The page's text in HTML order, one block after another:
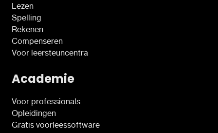
Lezen
Spelling
Rekenen
Compenseren
Voor leersteuncentra
Academie
Voor professionals
Opleidingen
Gratis voorleessoftware